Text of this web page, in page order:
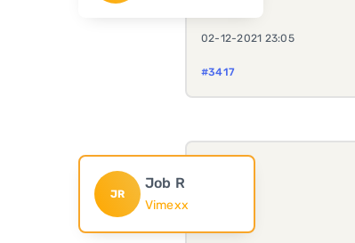
02-12-2021 23:05
#3417
JR
Job R
Vimexx